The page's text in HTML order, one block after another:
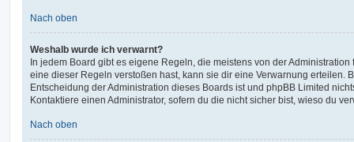
Nach oben
Weshalb wurde ich verwarnt?
In jedem Board gibt es eigene Regeln, die meistens von der
eine dieser Regeln verstoßen hast, kann sie dir eine Verwarnung erteilen.
Entscheidung der Administration dieses Boards ist und phpBB Limited
Kontaktiere einen Administrator, sofern du die nicht sicher bist, wieso du
Nach oben